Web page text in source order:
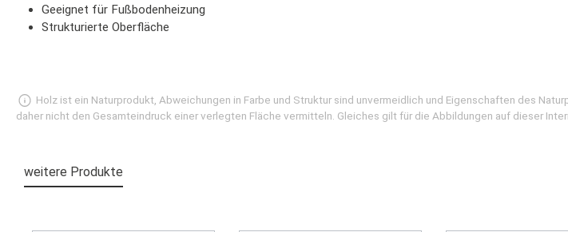
Geeignet für Fußbodenheizung
Strukturierte Oberfläche
Holz ist ein Naturprodukt, Abweichungen in Farbe und Struktur sind unvermeidlich und Eigenschaften des
daher nicht den Gesamteindruck einer verlegten Fläche vermitteln. Gleiches gilt für die Abbildungen auf dieser
weitere Produkte